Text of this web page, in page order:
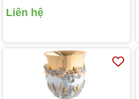
Liên hệ